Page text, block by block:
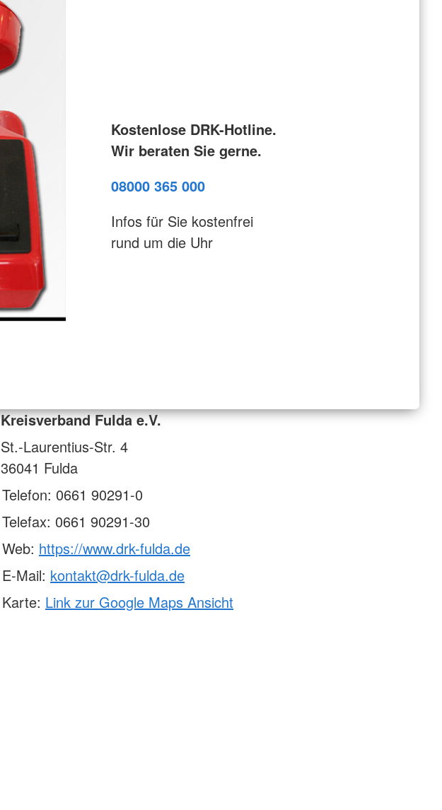
Kostenlose DRK-Hotline.
Wir beraten Sie gerne.
08000 365 000
Infos für Sie kostenfrei
rund um die Uhr
Kreisverband Fulda e.V.
St.-Laurentius-Str. 4
36041 Fulda
Telefon: 0661 90291-0
Telefax: 0661 90291-30
Web: https://www.drk-fulda.de
E-Mail: kontakt@drk-fulda.de
Karte: Link zur Google Maps Ansicht